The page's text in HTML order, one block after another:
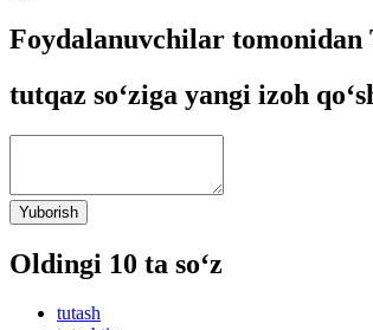
Foydalanuvchilar tomonidan
tutqaz so‘ziga yangi izoh
Yuborish
Oldingi 10 ta so‘z
tutash